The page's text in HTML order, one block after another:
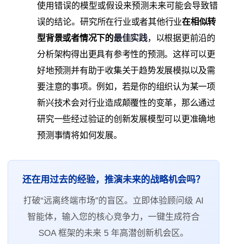
使用错误的模型或假设来预测未来可能会导致错
误的结论。 研究所在行业或者其他行业在相似转
型背景或者情况下的最佳实践，以根据更前沿的
分析架构得出更具有参考性的预测。这样可以更
好地预测并有助于收集关于趋势发展模拟以及需
要注意的事项。例如，若是你的组织认为某一项
新兴技术会对行业造成颠覆性的变革，那么通过
研究一些经过验证的创新发展模型可以更准确地
预测事情将如何发展。
还在用过去的经验，推演未来的战略机会吗？
打破“远离终端市场”的盲区。立即体验顾问级 AI
智能体，输入您的核心竞争力，一键生成符合
SOA 框架的未来 5 年高潜创新机会区。